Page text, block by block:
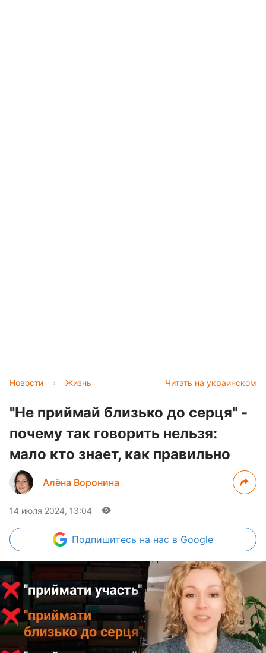
Читать на украинском
Новости › Жизнь
"Не приймай близько до серця" -
почему так говорить нельзя:
мало кто знает, как правильно
Алёна Воронина
14 июля 2024, 13:04
Подпишитесь на нас в Google